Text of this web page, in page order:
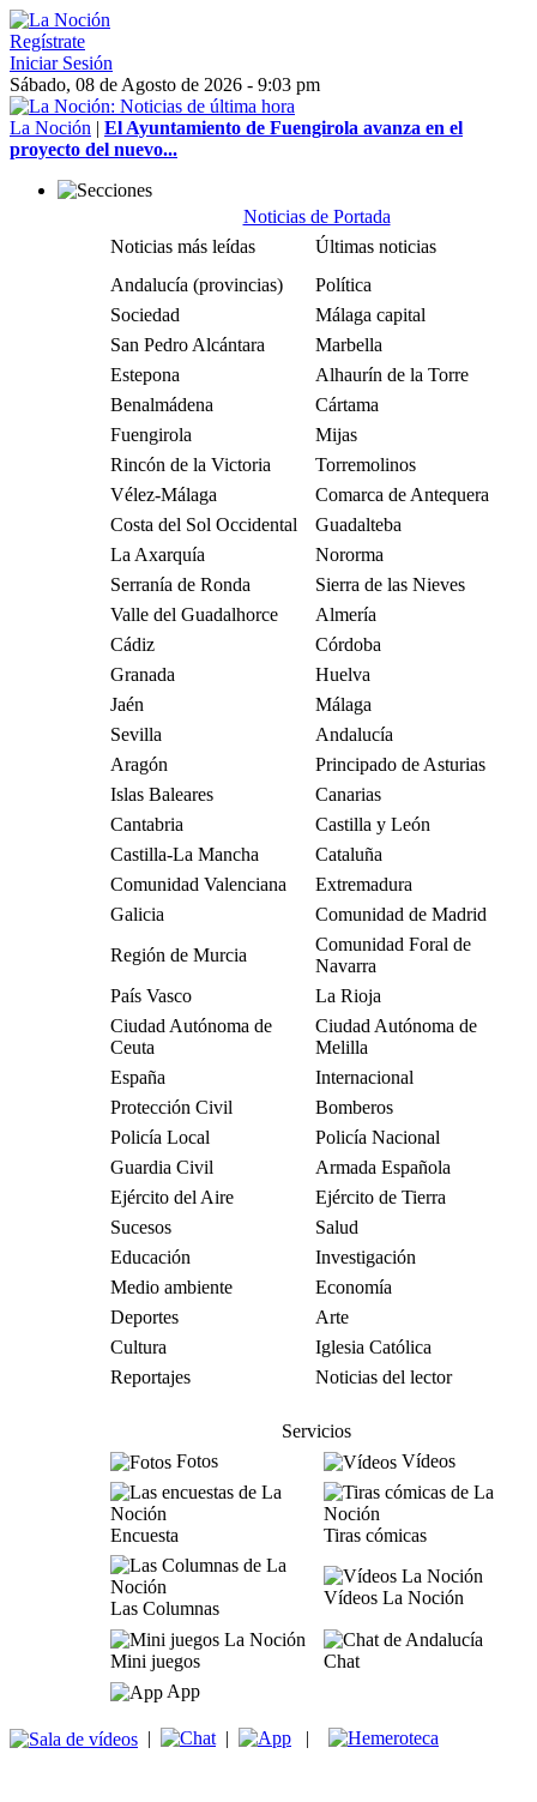
Regístrate
Iniciar Sesión
Sábado, 08 de Agosto de 2026 - 9:03 pm
La Noción | El Ayuntamiento de Fuengirola avanza en el
proyecto del nuevo...
Noticias de Portada
Noticias más leídas
Últimas noticias
Andalucía (provincias)
Política
Sociedad
Málaga capital
San Pedro Alcántara
Marbella
Estepona
Alhaurín de la Torre
Benalmádena
Cártama
Fuengirola
Mijas
Rincón de la Victoria
Torremolinos
Vélez-Málaga
Comarca de Antequera
Costa del Sol Occidental
Guadalteba
La Axarquía
Nororma
Serranía de Ronda
Sierra de las Nieves
Valle del Guadalhorce
Almería
Cádiz
Córdoba
Granada
Huelva
Jaén
Málaga
Sevilla
Andalucía
Aragón
Principado de Asturias
Islas Baleares
Canarias
Cantabria
Castilla y León
Castilla-La Mancha
Cataluña
Comunidad Valenciana
Extremadura
Galicia
Comunidad de Madrid
Región de Murcia
Comunidad Foral de
Navarra
País Vasco
La Rioja
Ciudad Autónoma de
Ceuta
Ciudad Autónoma de
Melilla
España
Internacional
Protección Civil
Bomberos
Policía Local
Policía Nacional
Guardia Civil
Armada Española
Ejército del Aire
Ejército de Tierra
Sucesos
Salud
Educación
Investigación
Medio ambiente
Economía
Deportes
Arte
Cultura
Iglesia Católica
Reportajes
Noticias del lector
Servicios
Fotos
Vídeos
Encuesta Tiras cómicas
Las Columnas
Vídeos La Noción
Mini juegos
Chat
App
| | |